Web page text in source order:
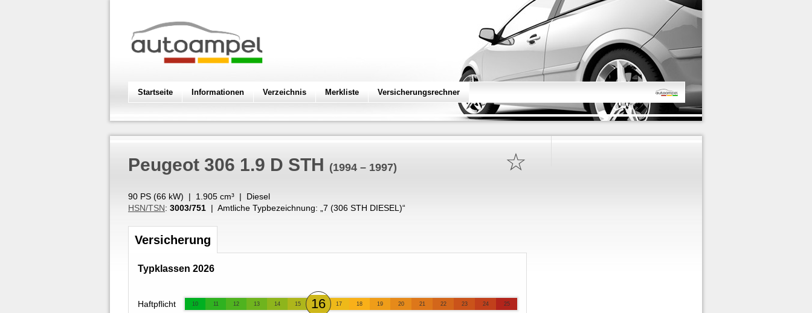
Startseite Informationen Verzeichnis Merkliste Versicherungsrechner
☆
Peugeot 306 1.9 D STH (1994 – 1997)
90 PS (66 kW) | 1.905 cm³ | Diesel
HSN/TSN: 3003/751 | Amtliche Typbezeichnung: „ 7 (306 STH DIESEL)“
Versicherung
Typklassen 2026
Haftpflicht 10 11 12 13 14 15 16 17 18 19 20 21 22 23 24 25